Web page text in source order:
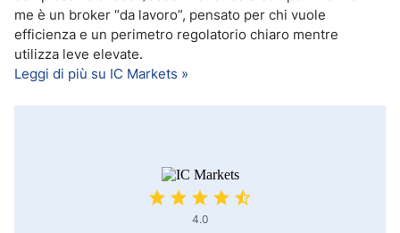
me è un broker “da lavoro”, pensato per chi vuole
efficienza e un perimetro regolatorio chiaro mentre
utilizza leve elevate.
Leggi di più su IC Markets »
4.0